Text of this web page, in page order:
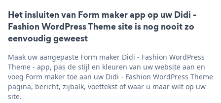
Het insluiten van Form maker app op uw Didi -
Fashion WordPress Theme site is nog nooit zo
eenvoudig geweest
Maak uw aangepaste Form maker Didi - Fashion WordPress
Theme - app, pas de stijl en kleuren van uw website aan en
voeg Form maker toe aan uw Didi - Fashion WordPress Theme
pagina, bericht, zijbalk, voettekst of waar u maar wilt op uw
site.